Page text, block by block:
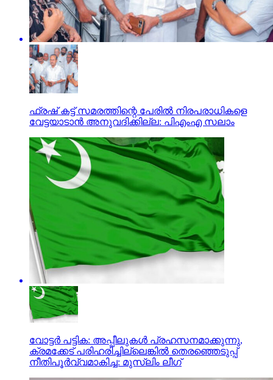
ഫ്രഷ് കട്ട് സമരത്തിന്റെ പേരില്‍ നിരപരാധികളെ
വേട്ടയാടാന്‍ അനുവദിക്കില്ല: പിഎംഎ സലാം
വോട്ടര്‍ പട്ടിക: അപ്പീലുകള്‍ പ്രഹസനമാക്കുന്നു,
ക്രമക്കേട് പരിഹരിച്ചില്ലെങ്കില്‍ തെരഞ്ഞെടുപ്പ്
നീതിപൂര്‍വ്വമാകിച്ച: മുസ്‌ലിം ലീഗ്‌